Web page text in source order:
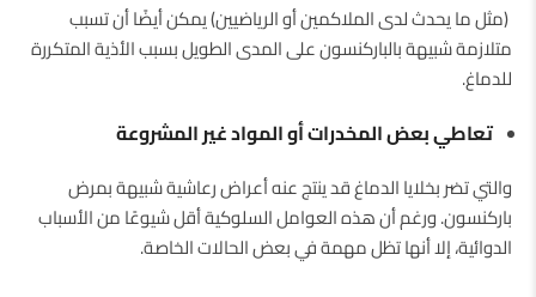
(مثل ما يحدث لدى الملاكمين أو الرياضيين) يمكن أيضًا أن تسبب
متلازمة شبيهة بالباركنسون على المدى الطويل بسبب الأذية المتكررة
للدماغ.
تعاطي بعض المخدرات أو المواد غير المشروعة
والتي تضر بخلايا الدماغ قد ينتج عنه أعراض رعاشية شبيهة بمرض
باركنسون. ورغم أن هذه العوامل السلوكية أقل شيوعًا من الأسباب
الدوائية، إلا أنها تظل مهمة في بعض الحالات الخاصة.